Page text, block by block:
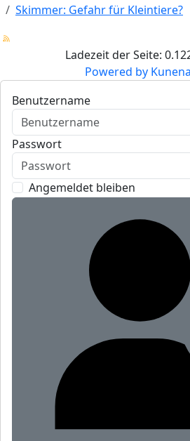
Skimmer: Gefahr für Kleintiere?
Ladezeit der Seite:
Powered by
Benutzername
Passwort
Angemeldet bleiben